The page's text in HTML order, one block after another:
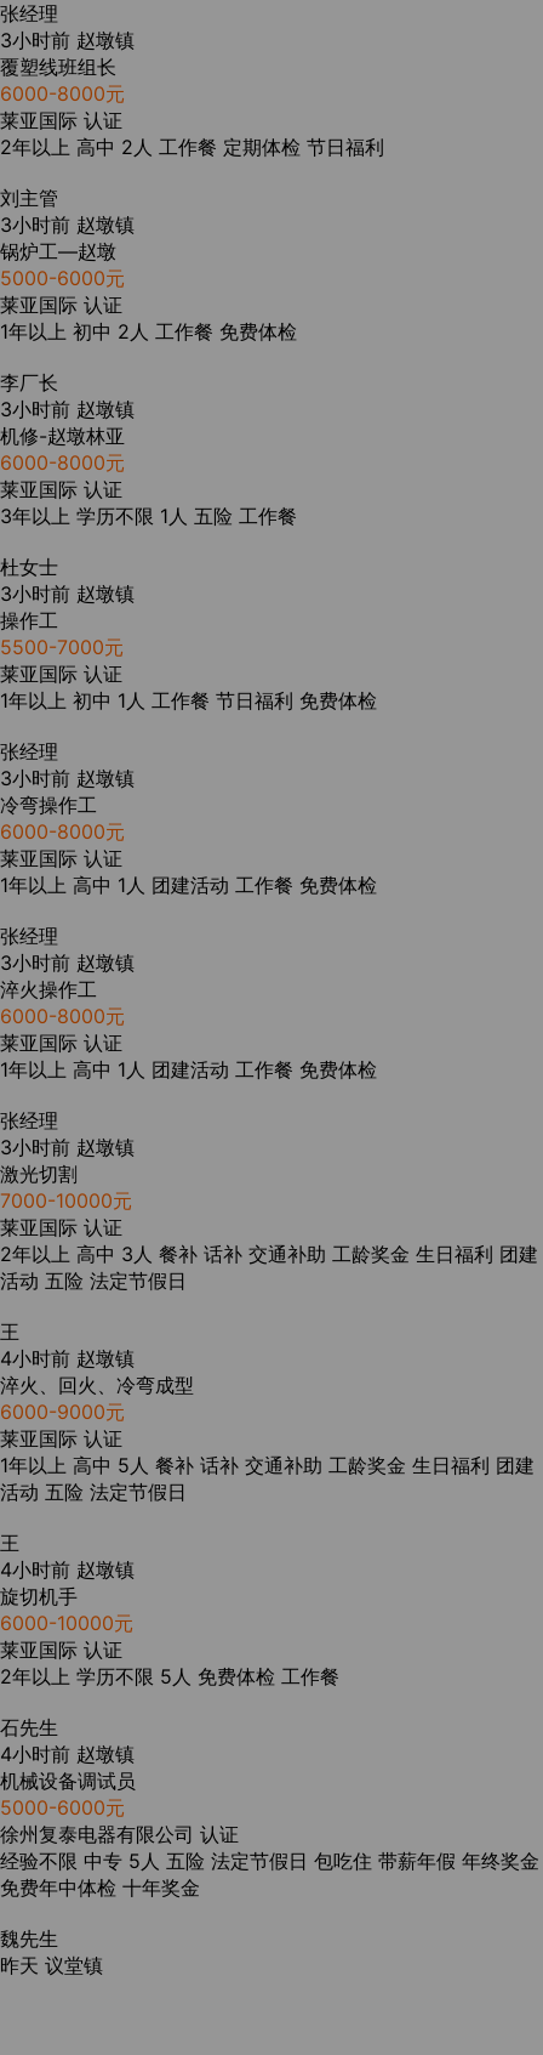
张经理
3小时前 赵墩镇
覆塑线班组长
6000-8000元
莱亚国际 认证
2年以上 高中 2人 工作餐 定期体检 节日福利
刘主管
3小时前 赵墩镇
锅炉工—赵墩
5000-6000元
莱亚国际 认证
1年以上 初中 2人 工作餐 免费体检
李厂长
3小时前 赵墩镇
机修-赵墩林亚
6000-8000元
莱亚国际 认证
3年以上 学历不限 1人 五险 工作餐
杜女士
3小时前 赵墩镇
操作工
5500-7000元
莱亚国际 认证
1年以上 初中 1人 工作餐 节日福利 免费体检
张经理
3小时前 赵墩镇
冷弯操作工
6000-8000元
莱亚国际 认证
1年以上 高中 1人 团建活动 工作餐 免费体检
张经理
3小时前 赵墩镇
淬火操作工
6000-8000元
莱亚国际 认证
1年以上 高中 1人 团建活动 工作餐 免费体检
张经理
3小时前 赵墩镇
激光切割
7000-10000元
莱亚国际 认证
2年以上 高中 3人 餐补 话补 交通补助 工龄奖金 生日福利 团建
活动 五险 法定节假日
王
4小时前 赵墩镇
淬火、回火、冷弯成型
6000-9000元
莱亚国际 认证
1年以上 高中 5人 餐补 话补 交通补助 工龄奖金 生日福利 团建
活动 五险 法定节假日
王
4小时前 赵墩镇
旋切机手
6000-10000元
莱亚国际 认证
2年以上 学历不限 5人 免费体检 工作餐
石先生
4小时前 赵墩镇
机械设备调试员
5000-6000元
徐州复泰电器有限公司 认证
经验不限 中专 5人 五险 法定节假日 包吃住 带薪年假 年终奖金
免费年中体检 十年奖金
魏先生
昨天 议堂镇